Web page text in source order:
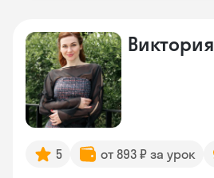
Виктория
5 от 893 ₽ за урок